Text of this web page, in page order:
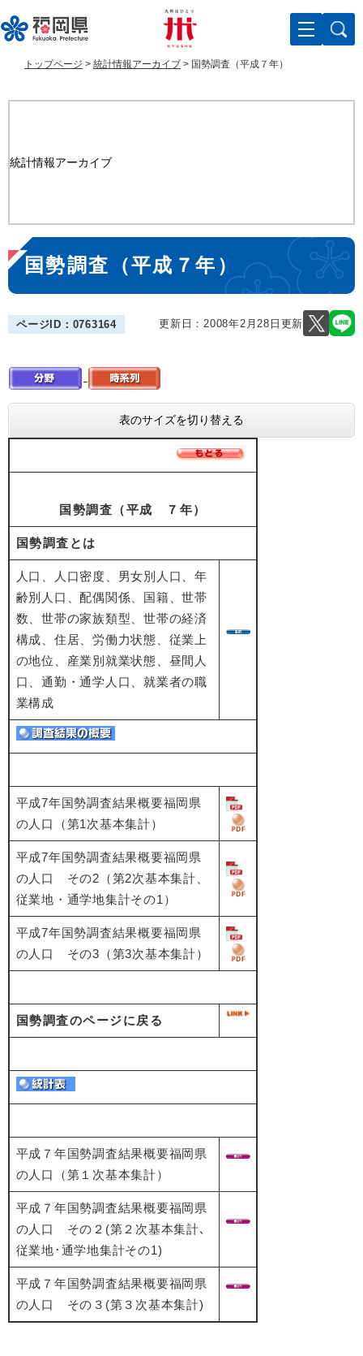
ー
ジ
ニ
ュ
本
トップページ > 統計情報アーカイブ > 国勢調査（平成７年）
統計情報アーカイブ
本
文
国勢調査（平成７年）
ページID：0763164 更新日：2008年2月28日更新
表のサイズを切り替える
国勢調査（平成 ７年）
国勢調査とは
人口、人口密度、男女別人口、年
齢別人口、配偶関係、国籍、世帯
数、世帯の家族類型、世帯の経済
構成、住居、労働力状態、従業上
の地位、産業別就業状態、昼間人
口、通勤・通学人口、就業者の職
業構成
平成7年国勢調査結果概要福岡県
の人口（第1次基本集計）
平成7年国勢調査結果概要福岡県
の人口 その2（第2次基本集計、
従業地・通学地集計その1）
平成7年国勢調査結果概要福岡県
の人口 その3（第3次基本集計）
国勢調査のページに戻る
平成７年国勢調査結果概要福岡県
の人口（第１次基本集計）
平成７年国勢調査結果概要福岡県
の人口 その２(第２次基本集計､
従業地･通学地集計その1)
平成７年国勢調査結果概要福岡県
の人口 その３(第３次基本集計)